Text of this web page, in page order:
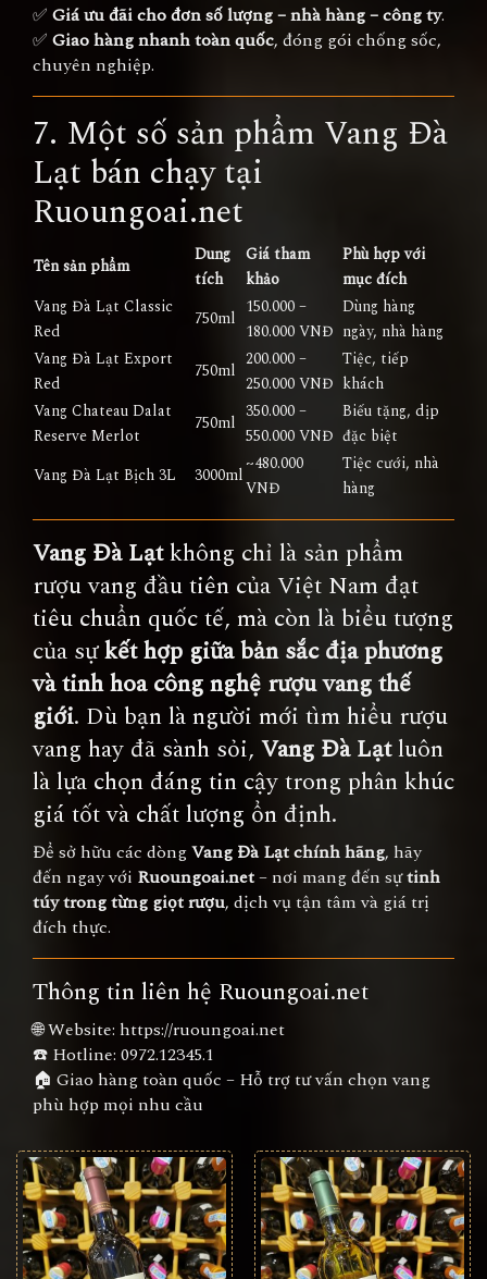
✅ Giá ưu đãi cho đơn số lượng – nhà hàng – công ty.
✅ Giao hàng nhanh toàn quốc, đóng gói chống sốc,
chuyên nghiệp.
7. Một số sản phẩm Vang Đà
Lạt bán chạy tại
Ruoungoai.net
Tên sản phẩm
Dung
tích
Giá tham
khảo
Phù hợp với
mục đích
Vang Đà Lạt Classic
Red
750ml
150.000 –
180.000 VNĐ
Dùng hàng
ngày, nhà hàng
Vang Đà Lạt Export
Red
750ml
200.000 –
250.000 VNĐ
Tiệc, tiếp
khách
Vang Chateau Dalat
Reserve Merlot
750ml
350.000 –
550.000 VNĐ
Biếu tặng, dịp
đặc biệt
Vang Đà Lạt Bịch 3L
3000ml
~480.000
VNĐ
Tiệc cưới, nhà
hàng
Vang Đà Lạtkhông chỉ là sản phẩm
rượu vang đầu tiên của Việt Nam đạt
tiêu chuẩn quốc tế, mà còn là biểu tượng
của sựkết hợp giữa bản sắc địa phương
và tinh hoa công nghệ rượu vang thế
giới. Dù bạn là người mới tìm hiểu rượu
vang hay đã sành sỏi, Vang Đà Lạtluôn
là lựa chọn đáng tin cậy trong phân khúc
giá tốt và chất lượng ổn định.
Để sở hữu các dòngVang Đà Lạt chính hãng, hãy
đến ngay với Ruoungoai.net– nơi mang đến sựtinh
túy trong từng giọt rượu, dịch vụ tận tâm và giá trị
đích thực.
Thông tin liên hệ Ruoungoai.net
🌐 Website: https://ruoungoai.net
☎️ Hotline: 0972.12345.1
🏠 Giao hàng toàn quốc – Hỗ trợ tư vấn chọn vang
phù hợp mọi nhu cầu